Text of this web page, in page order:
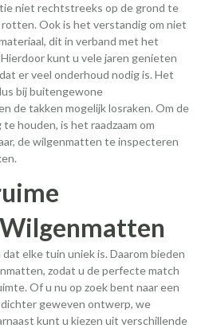
niet rechtstreeks op de grond te
rotten. Ook is het verstandig om niet
dit in verband met het
kunt u vele jaren genieten
er veel onderhoud nodig is. Het
bij buitengewone
de takken mogelijk losraken. Om de
houden, is het raadzaam om
de wilgenmatten te inspecteren
elke tuin uniek is. Daarom bieden
zodat u de perfecte match
Of u nu op zoek bent naar een
geweven ontwerp, we
kunt u kiezen uit verschillende